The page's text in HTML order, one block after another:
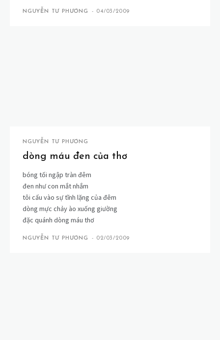
NGUYỄN TƯ PHƯƠNG - 04/03/2009
NGUYỄN TƯ PHƯƠNG
dòng máu đen của thơ
bóng tối ngập tràn đêm
đen như con mắt nhắm
tôi cấu vào sự tĩnh lặng của đêm
dòng mực chảy ào xuống giường
đặc quánh dòng máu thơ
NGUYỄN TƯ PHƯƠNG - 02/03/2009